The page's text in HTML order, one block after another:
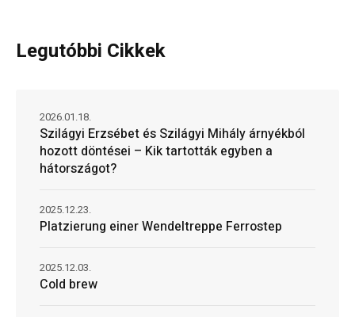
Legutóbbi Cikkek
Szilágyi Erzsébet és Szilágyi Mihály árnyékból
hozott döntései – Kik tartották egyben a
hátországot?
2026.01.18.
Platzierung einer Wendeltreppe Ferrostep
2025.12.23.
Cold brew
2025.12.03.